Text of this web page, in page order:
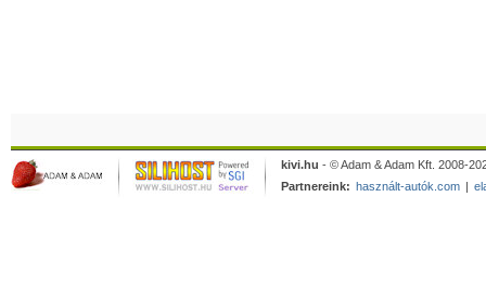
kivi.hu - © Adam & Adam Kft. 2008-
Partnereink: használt-autók.com |